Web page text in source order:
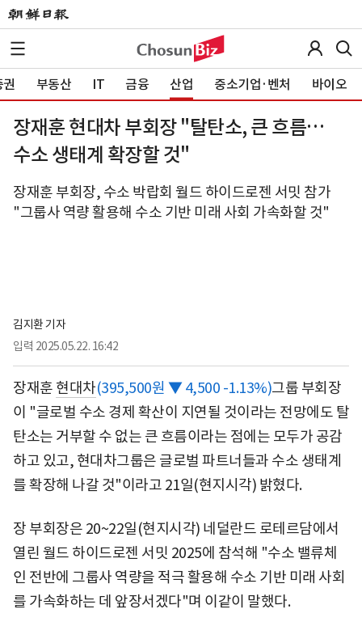
부동산 IT 금융 산업 중소기업·벤처 바이오
장재훈 현대차 부회장 "탈탄소, 큰 흐름…
수소 생태계 확장할 것"
장재훈 부회장, 수소 박랍회 월드 하이드로젠 서밋 참가
"그룹사 역량 활용해 수소 기반 미래 사회 가속화할 것"
김지환 기자
입력 2025.05.22. 16:42
장재훈 현대차(395,500원 ▼ 4,500 -1.13%)그룹 부회장
이 "글로벌 수소 경제 확산이 지연될 것이라는 전망에도 탈
탄소는 거부할 수 없는 큰 흐름이라는 점에는 모두가 공감
하고 있고, 현대차그룹은 글로벌 파트너들과 수소 생태계
를 확장해 나갈 것"이라고 21일(현지시각) 밝혔다.
장 부회장은 20~22일(현지시각) 네덜란드 로테르담에서
열린 월드 하이드로젠 서밋 2025에 참석해 "수소 밸류체
인 전반에 그룹사 역량을 적극 활용해 수소 기반 미래 사회
를 가속화하는 데 앞장서겠다"며 이같이 말했다.